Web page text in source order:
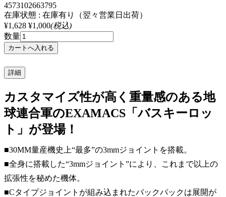
4573102663795
在庫状態 : 在庫有り（翌々営業日出荷）
¥1,628 ¥1,000(税込)
数量
詳細
カスタマイズ性が高く重量感のある地
球連合軍のEXAMACS「バスキーロッ
ト」が登場！
■30MM量産機史上“最多”の3mmジョイントを搭載。
■全身に搭載した“3mmジョイント”により、これまで以上の
拡張性を秘めた機体。
■Cタイプジョイントが組み込まれたバックパックは展開が